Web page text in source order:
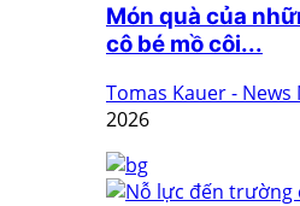
Món quà của
cô bé mồ côi...
Tomas Kauer -
2026